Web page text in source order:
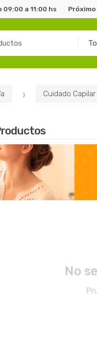
a 11:00 hs
Cuidado Capilar
No